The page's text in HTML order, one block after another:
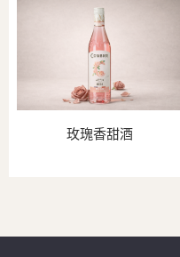
玫瑰香甜酒